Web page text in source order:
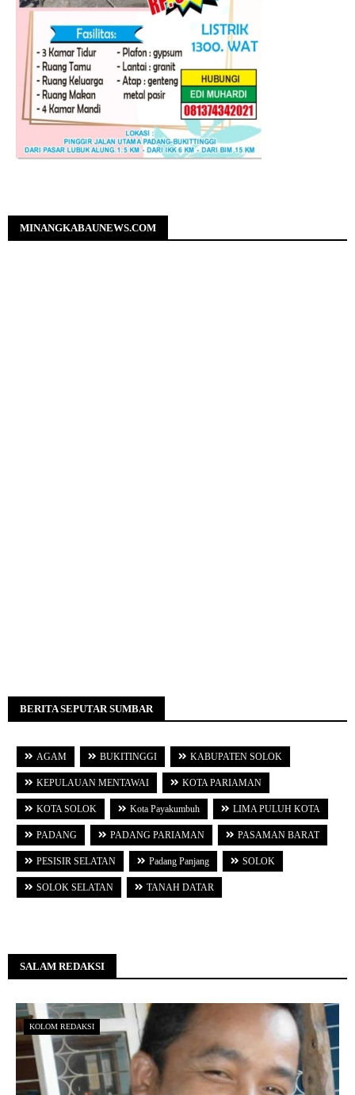
MINANGKABAUNEWS.COM
BERITA SEPUTAR SUMBAR
AGAM BUKITINGGI KABUPATEN SOLOK
KEPULAUAN MENTAWAI KOTA PARIAMAN
KOTA SOLOK Kota Payakumbuh LIMA PULUH KOTA
PADANG PADANG PARIAMAN PASAMAN BARAT
PESISIR SELATAN Padang Panjang SOLOK
SOLOK SELATAN TANAH DATAR
SALAM REDAKSI
KOLOM REDAKSI